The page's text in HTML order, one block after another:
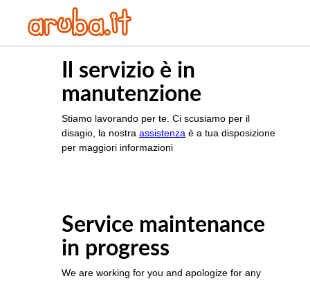
Il servizio è in
manutenzione
Stiamo lavorando per te. Ci scusiamo per il
disagio, la nostra assistenza è a tua disposizione
per maggiori informazioni
Service maintenance
in progress
We are working for you and apologize for any